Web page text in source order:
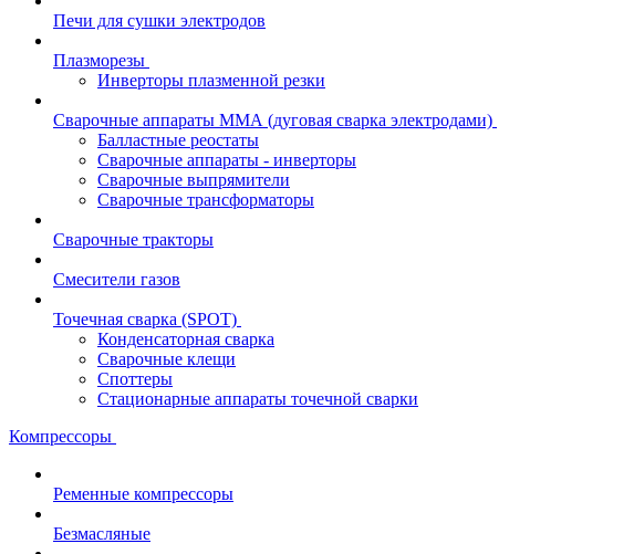
Печи для сушки электродов
Плазморезы
Инверторы плазменной резки
Сварочные аппараты ММА (дуговая сварка электродами)
Балластные реостаты
Сварочные аппараты - инверторы
Сварочные выпрямители
Сварочные трансформаторы
Сварочные тракторы
Смесители газов
Точечная сварка (SPOT)
Конденсаторная сварка
Сварочные клещи
Споттеры
Стационарные аппараты точечной сварки
Компрессоры
Ременные компрессоры
Безмасляные